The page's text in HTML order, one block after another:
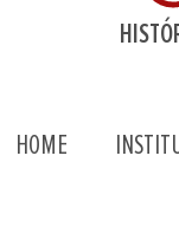
HOME